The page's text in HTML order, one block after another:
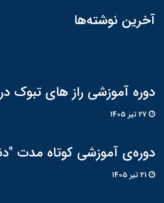
آخرین نوشته‌ها
دوره آموزشی راز های تبوک
دوره‌ی آموزشی کوتاه مدت